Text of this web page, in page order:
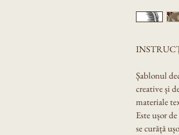
Șablonul
creative și
materiale
Este ușor
se curăță